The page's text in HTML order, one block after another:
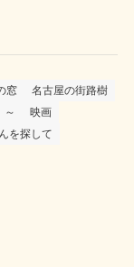
窓
名古屋の街路樹
～
映画
を探して